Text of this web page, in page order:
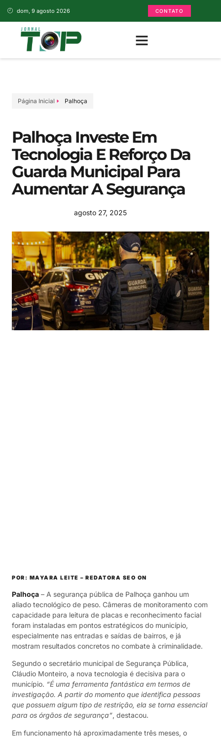
dom, 9 agosto 2026 CONTATO
Página Inicial Palhoça
Palhoça Investe Em
Tecnologia E Reforço Da
Guarda Municipal Para
Aumentar A Segurança
agosto 27, 2025
POR: MAYARA LEITE – REDATORA SEO ON
Palhoça – A segurança pública de Palhoça ganhou um
aliado tecnológico de peso. Câmeras de monitoramento com
capacidade para leitura de placas e reconhecimento facial
foram instaladas em pontos estratégicos do município,
especialmente nas entradas e saídas de bairros, e já
mostram resultados concretos no combate à criminalidade.
Segundo o secretário municipal de Segurança Pública,
Cláudio Monteiro, a nova tecnologia é decisiva para o
município. “É uma ferramenta fantástica em termos de
investigação. A partir do momento que identifica pessoas
que possuem algum tipo de restrição, ela se torna essencial
para os órgãos de segurança”, destacou.
Em funcionamento há aproximadamente três meses, o